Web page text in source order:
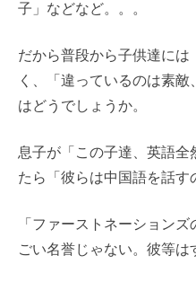
子」などなど。。。
だから普段から子供達に
く、「違っているのは素
はどうでしょうか。
息子が「この子達、英語全
たら「彼らは中国語を話す
「ファーストネーション
ごい名誉じゃない。彼等は